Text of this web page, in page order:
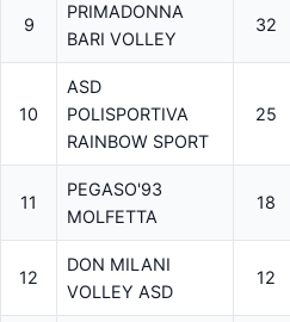
9
PRIMADONNA
BARI VOLLEY
32
10
ASD
POLISPORTIVA
RAINBOW SPORT
25
11
PEGASO'93
MOLFETTA
18
12
DON MILANI
VOLLEY ASD
12